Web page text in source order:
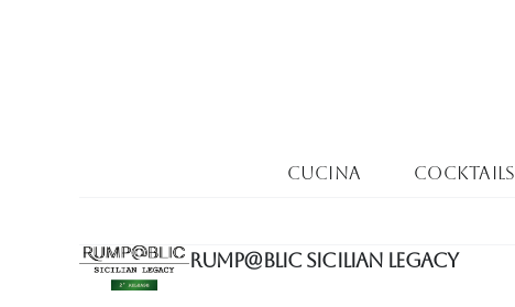
Cucina Cocktails
RUMP@BLIC SICILIAN LEGACY